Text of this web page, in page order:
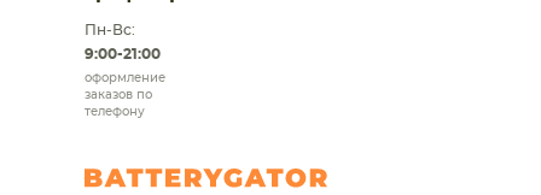
Пн-Вс:
9:00-21:00
оформление
заказов по
телефону